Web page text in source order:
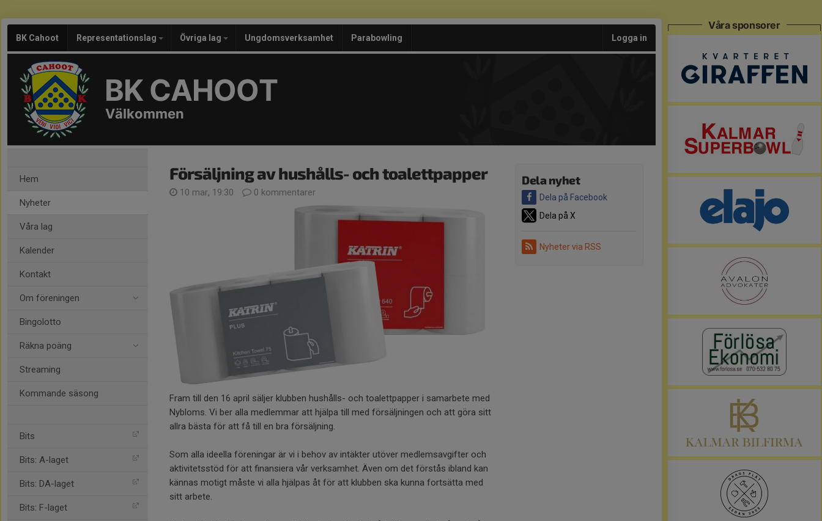
BK Cahoot Representationslag Övriga lag Ungdomsverksamhet Parabowling Logga in
BK CAHOOT
Välkommen
Hem
Nyheter
Våra lag
Kalender
Kontakt
Om föreningen
Bingolotto
Räkna poäng
Streaming
Kommande säsong
Bits
Bits: A-laget
Bits: DA-laget
Bits: F-laget
Dela nyhet
Dela på Facebook
Dela på X
Nyheter via RSS
Försäljning av hushålls- och toalettpapper
10 mar, 19:30 0 kommentarer
Fram till den 16 april säljer klubben hushålls- och toalettpapper i samarbete med
Nybloms. Vi ber alla medlemmar att hjälpa till med försäljningen och att göra sitt
allra bästa för att få till en bra försäljning.
Som alla ideella föreningar är vi i behov av intäkter utöver medlemsavgifter och
aktivitetsstöd för att finansiera vår verksamhet. Även om det förstås ibland kan
kännas motigt måste vi alla hjälpas åt för att klubben ska kunna fortsätta med
sitt arbete.
Våra sponsorer